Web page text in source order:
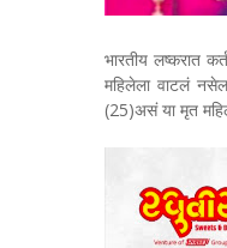
भारतीय लष्करात
महिलेला वाटलं
(25)असं या मृत